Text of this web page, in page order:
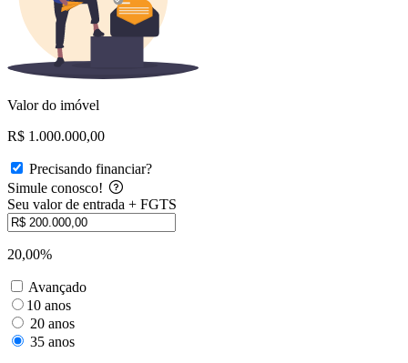
Valor do imóvel
R$ 1.000.000,00
Precisando financiar?
Simule conosco!
Seu valor de entrada + FGTS
20,00%
Avançado
10 anos
20 anos
35 anos